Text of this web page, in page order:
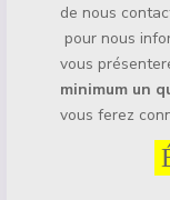
de nous
pour nous
vous
minimum un
vous ferez